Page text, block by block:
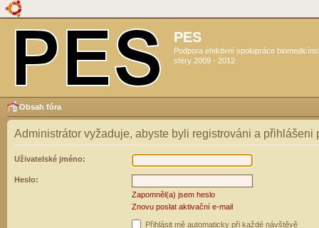
PES
Podpora efektivní spolupráce
sféry 2009 - 2012
Obsah fóra
Administrátor vyžaduje, abyste byli registrováni a přihlášeni
Uživatelské jméno:
Heslo:
Zapomněl(a) jsem heslo
Znovu poslat aktivační e-mail
Přihlásit mě automaticky při každé návštěvě